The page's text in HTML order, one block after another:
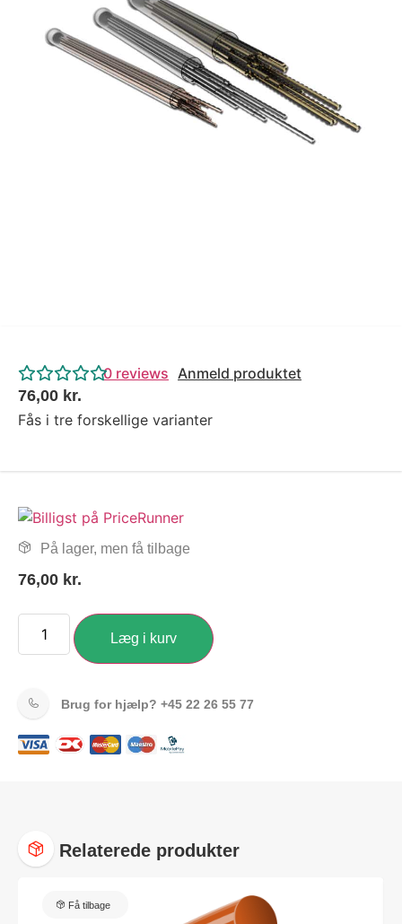
4.4 Google Reviews
4.7 Trustpilot
0 reviews Anmeld produktet
76,00 kr.
Fås i tre forskellige varianter
På lager, men få tilbage
76,00 kr.
Læg i kurv
Brug for hjælp? +45 22 26 55 77
Relaterede produkter
Få tilbage